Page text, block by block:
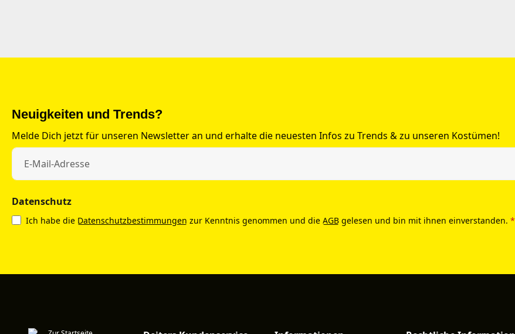
Neuigkeiten und Trends?
Melde Dich jetzt für unseren Newsletter an und erhalte die neuesten Infos zu Trends & zu unseren Kostümen!
Datenschutz
Ich habe die Datenschutzbestimmungen zur Kenntnis genommen und die AGB gelesen und bin mit ihnen einverstanden. *